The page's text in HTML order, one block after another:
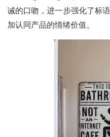
诫的口吻，进一步强化了标
加认同产品的情绪价值。